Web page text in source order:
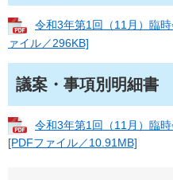
令和3年第1回（11月）臨
ァイル／296KB]
議案・事項別明細書
令和3年第1回（11月）臨
[PDFファイル／10.91MB]